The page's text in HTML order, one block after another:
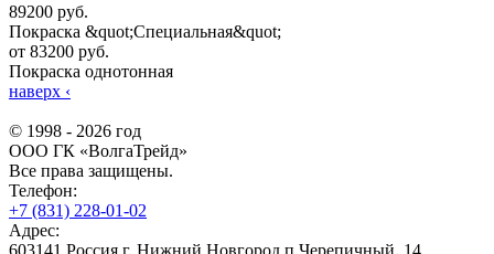
89200 руб.
Покраска &quot;Специальная&quot;
от 83200 руб.
Покраска однотонная
наверх ‹
© 1998 - 2026 год
ООО ГК «ВолгаТрейд»
Все права защищены.
Телефон:
+7 (831) 228-01-02
Адрес:
603141 Россия г. Нижний Новгород п.Черепичный, 14